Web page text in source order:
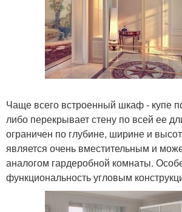
Чаще всего встроенный шкаф - купе
либо перекрывает стену по всей ее
ограничен по глубине, ширине и
является очень вместительным и
аналогом гардеробной комнаты.
функциональность угловым